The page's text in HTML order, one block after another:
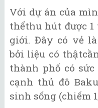
Với dự án của
thểthu hút được
giới. Đây có vẻ
bởi liệu có
thành phố có
cạnh thủ đô
sinh sống (chiếm